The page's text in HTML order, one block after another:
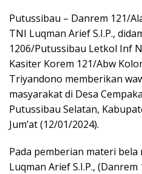
Putussibau – Danrem 121/
TNI Luqman Arief S.I.P.,
1206/Putussibau Letkol Inf
Kasiter Korem 121/Abw
Triyandono memberikan
masyarakat di Desa
Putussibau Selatan,
Jum’at (12/01/2024).
Pada pemberian materi
Luqman Arief S.I.P.,